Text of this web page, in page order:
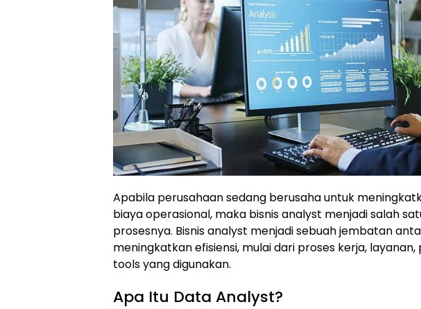
Apabila perusahaan sedang berusaha untuk
biaya operasional, maka bisnis analyst menjadi salah
prosesnya. Bisnis analyst menjadi sebuah jembatan
meningkatkan efisiensi, mulai dari proses kerja,
tools yang digunakan.
Apa Itu Data Analyst?